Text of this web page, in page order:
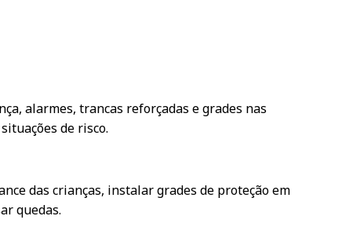
alarmes, trancas reforçadas e grades nas
de risco.
das crianças, instalar grades de proteção em
quedas.